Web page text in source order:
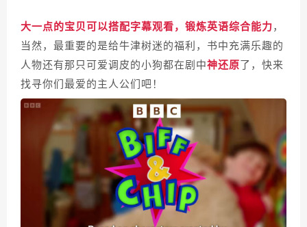
大一点的宝贝可以搭配字幕观看，锻炼英语综合能力，
当然，最重要的是给牛津树迷的福利，书中充满乐趣的
人物还有那只可爱调皮的小狗都在剧中神还原了，快来
找寻你们最爱的主人公们吧！